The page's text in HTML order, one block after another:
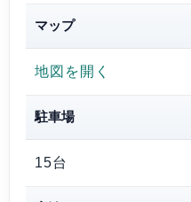
マップ
地図を開く
駐車場
15台